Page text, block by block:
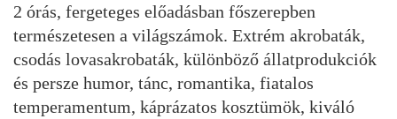
2 órás, fergeteges előadásban főszerepben
természetesen a világszámok. Extrém akrobaták,
csodás lovasakrobaták, különböző állatprodukciók
és persze humor, tánc, romantika, fiatalos
temperamentum, káprázatos kosztümök, kiváló